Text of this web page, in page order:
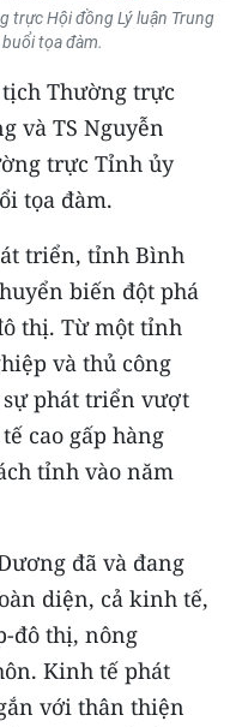
trực Hội đồng Lý luận Trung
tọa đàm.
tịch Thường trực
và TS Nguyễn
trực Tỉnh ủy
tọa đàm.
triển, tỉnh Bình
biến đột phá
thị. Từ một tỉnh
và thủ công
phát triển vượt
cao gấp hàng
tỉnh vào năm
đã và đang
diện, cả kinh tế,
đô thị, nông
Kinh tế phát
với thân thiện